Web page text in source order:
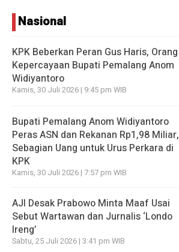
Nasional
KPK Beberkan Peran Gus Haris, Orang
Kepercayaan Bupati Pemalang Anom
Widiyantoro
Kamis, 30 Juli 2026 | 9:45 pm WIB
Bupati Pemalang Anom Widiyantoro
Peras ASN dan Rekanan Rp1,98 Miliar,
Sebagian Uang untuk Urus Perkara di
KPK
Kamis, 30 Juli 2026 | 7:57 pm WIB
AJI Desak Prabowo Minta Maaf Usai
Sebut Wartawan dan Jurnalis ‘Londo
Ireng’
Sabtu, 25 Juli 2026 | 3:41 pm WIB